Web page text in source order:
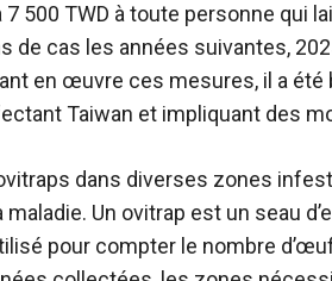
500 TWD à toute personne qui
de cas les années suivantes,
en œuvre ces mesures, il a
Taiwan et impliquant des
dans diverses zones
Un ovitrap est un seau
pour compter le nombre